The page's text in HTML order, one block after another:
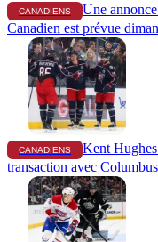
CANADIENS
Une
Canadien est prévue
CANADIENS
Kent
transaction avec